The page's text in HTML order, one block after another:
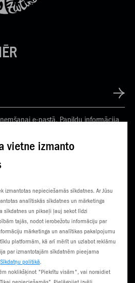
vietne izmanto
izmantotas nepieciešamās sīkdatnes. Ar Jūsu
analītiskās sīkdatnes un mārketinga
sīkdatnes un pikseļi ļauj sekot līdzi
tajās, nodot ierobežotu informāciju par
mārketinga un analītikas pakalpojumu
platformām, kā arī mērīt un uzlabot reklāmu
par izmantotajām sīkdatnēm pieejama
Sīkdatņu politikā.
noklikšķinot "Piekrītu visām", vai noraidiet
e-pastā. Papildu informācija
ČEMPIONĀTS
3G NORIETS
TŪRISTIEM